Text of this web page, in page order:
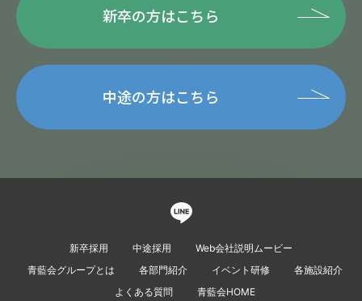
新卒の方はこちら
中途の方はこちら
新卒採用 中途採用
Web会社説明ムービー
青藍会グループとは
各部門紹介 イベント研修
各施設紹介
よくある質問
青藍会HOME